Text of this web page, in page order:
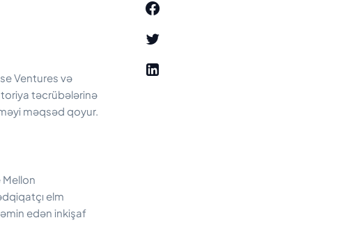
Ventures və
təcrübələrinə
məqsəd qoyur.
Mellon
elm
edən inkişaf